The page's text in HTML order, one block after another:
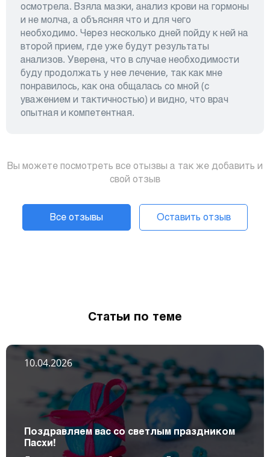
осмотрела. Взяла мазки, анализ крови на гормоны
и не молча, а объясняя что и для чего
необходимо. Через несколько дней пойду к ней на
второй прием, где уже будут результаты
анализов. Уверена, что в случае необходимости
буду продолжать у нее лечение, так как мне
понравилось, как она общалась со мной (с
уважением и тактичностью) и видно, что врач
опытная и компетентная.
Вы можете посмотреть все отызвы а так же добавить и
свой отзыв
Все отзывы Оставить отзыв
Статьи по теме
10.04.2026
Поздравляем вас со светлым праздником
Пасхи!